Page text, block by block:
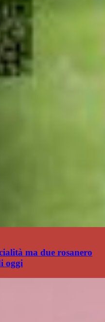
ma due rosanero
oggi